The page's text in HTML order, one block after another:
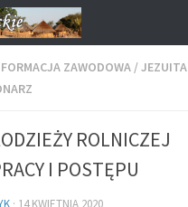
FORMACJA ZAWODOWA /JEZUITA
ROLNICZEJ
I POSTĘPU
· 14 KWIETNIA 2020